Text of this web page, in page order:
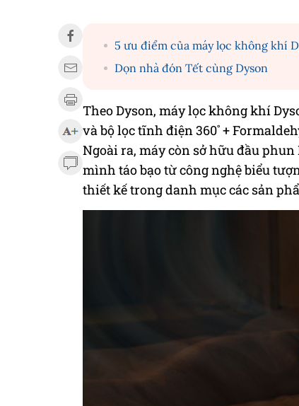
5 ưu điểm của máy lọc không khí
Dọn nhà đón Tết cùng Dyson
Theo Dyson, máy lọc không khí
và bộ lọc tĩnh điện 360˚ +
Ngoài ra, máy còn sở hữu đầu
mình táo bạo từ công nghệ biểu
thiết kế trong danh mục các sản